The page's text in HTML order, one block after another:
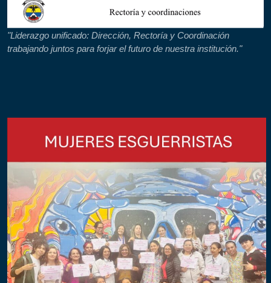
"Liderazgo unificado: Dirección, Rectoría y Coordinación
trabajando juntos para forjar el futuro de nuestra institución."